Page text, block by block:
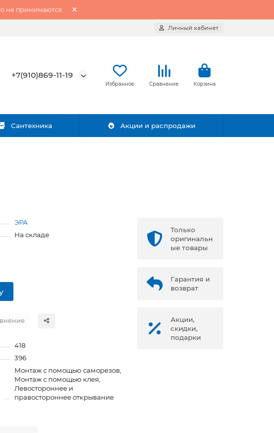
не принимаются
Личный кабинет
+7(910)869-11-19
Избранное Сравнение Корзина
Сантехника Акции и распродажи
ЭРА
На складе
418
396
Монтаж с помощью саморезов,
Монтаж с помощью клея,
Левостороннее и
правостороннее открывание
Только
оригинальн
ые товары
Гарантия и
возврат
Акции,
скидки,
подарки